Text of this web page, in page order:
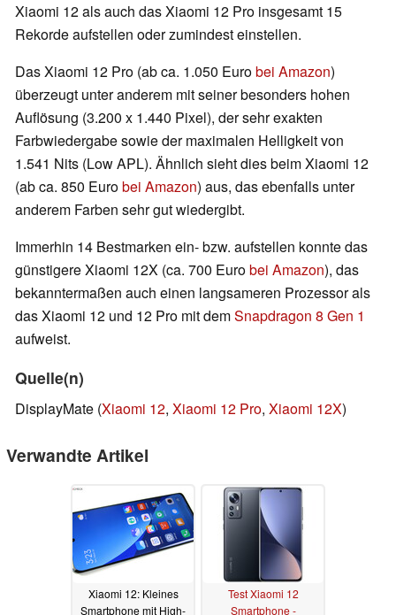
Xiaomi 12 als auch das Xiaomi 12 Pro insgesamt 15
Rekorde aufstellen oder zumindest einstellen.
Das Xiaomi 12 Pro (ab ca. 1.050 Eurobei Amazon)
überzeugt unter anderem mit seiner besonders hohen
Auflösung (3.200 x 1.440 Pixel), der sehr exakten
Farbwiedergabe sowie der maximalen Helligkeit von
1.541 Nits (Low APL). Ähnlich sieht dies beim Xiaomi 12
(ab ca. 850 Eurobei Amazon) aus, das ebenfalls unter
anderem Farben sehr gut wiedergibt.
Immerhin 14 Bestmarken ein- bzw. aufstellen konnte das
günstigere Xiaomi 12X (ca. 700 Eurobei Amazon), das
bekanntermaßen auch einen langsameren Prozessor als
das Xiaomi 12 und 12 Pro mit demSnapdragon 8 Gen 1
aufweist.
Quelle(n)
DisplayMate (Xiaomi 12, Xiaomi 12 Pro, Xiaomi 12X)
Verwandte Artikel
Xiaomi 12: Kleines
Smartphone mit High-
Test Xiaomi 12
Smartphone -